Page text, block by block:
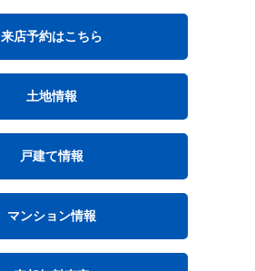
来店予約はこちら
土地情報
戸建て情報
マンション情報